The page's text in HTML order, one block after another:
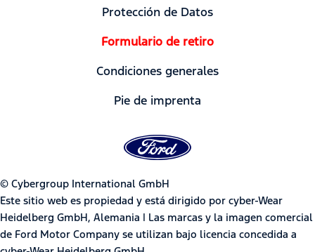
Protección de Datos
Formulario de retiro
Condiciones generales
Pie de imprenta
© Cybergroup International GmbH
Este sitio web es propiedad y está dirigido por cyber-Wear
Heidelberg GmbH, Alemania | Las marcas y la imagen comercial
de Ford Motor Company se utilizan bajo licencia concedida a